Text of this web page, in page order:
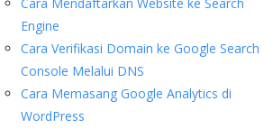
Cara Mendaftarkan Website ke Search
Engine
Cara Verifikasi Domain ke Google Search
Console Melalui DNS
Cara Memasang Google Analytics di
WordPress